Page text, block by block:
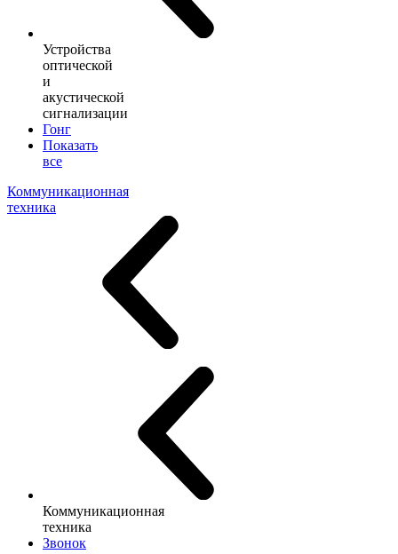
Устройства
оптической
и
акустической
сигнализации
Гонг
Показать
все
Коммуникационная
техника
Коммуникационная
техника
Звонок